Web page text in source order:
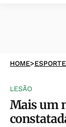
HOME>
LESÃO
Mais um